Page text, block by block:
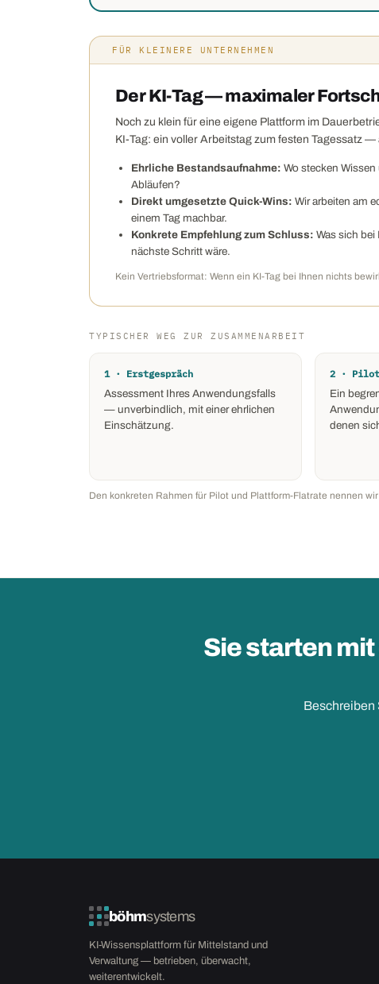
FÜR KLEINERE UNTERNEHMEN
Der KI-Tag — maximaler
Noch zu klein für eine eigene Plattform im
KI-Tag: ein voller Arbeitstag zum festen Tagessatz
Ehrliche Bestandsaufnahme: Wo stecken
Abläufen?
Direkt umgesetzte Quick-Wins: Wir arbeiten am
einem Tag machbar.
Konkrete Empfehlung zum Schluss: Was sich
nächste Schritt wäre.
Kein Vertriebsformat: Wenn ein KI-Tag bei Ihnen nichts
TYPISCHER WEG ZUR ZUSAMMENARBEIT
1 · Erstgespräch
Assessment Ihres Anwendungsfalls
— unverbindlich, mit einer ehrlichen
Einschätzung.
2 · Pilot
Ein
denen
Den konkreten Rahmen für Pilot und Plattform-Flatrate nennen
Sie starten
Beschreiben
böhmsystems
KI-Wissensplattform für Mittelstand und
Verwaltung — betrieben, überwacht,
weiterentwickelt.